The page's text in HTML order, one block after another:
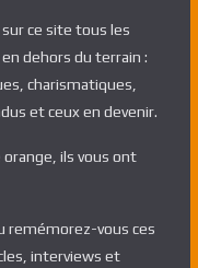
ce site tous les
dehors du terrain :
charismatiques,
et ceux en devenir.
ils vous ont
remémorez-vous ces
interviews et